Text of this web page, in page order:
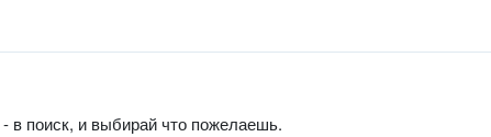
в поиск, и выбирай что пожелаешь.